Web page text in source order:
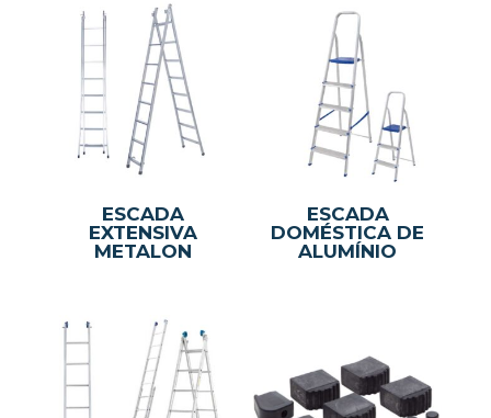
ESCADA
EXTENSIVA
METALON
ESCADA
DOMÉSTICA DE
ALUMÍNIO